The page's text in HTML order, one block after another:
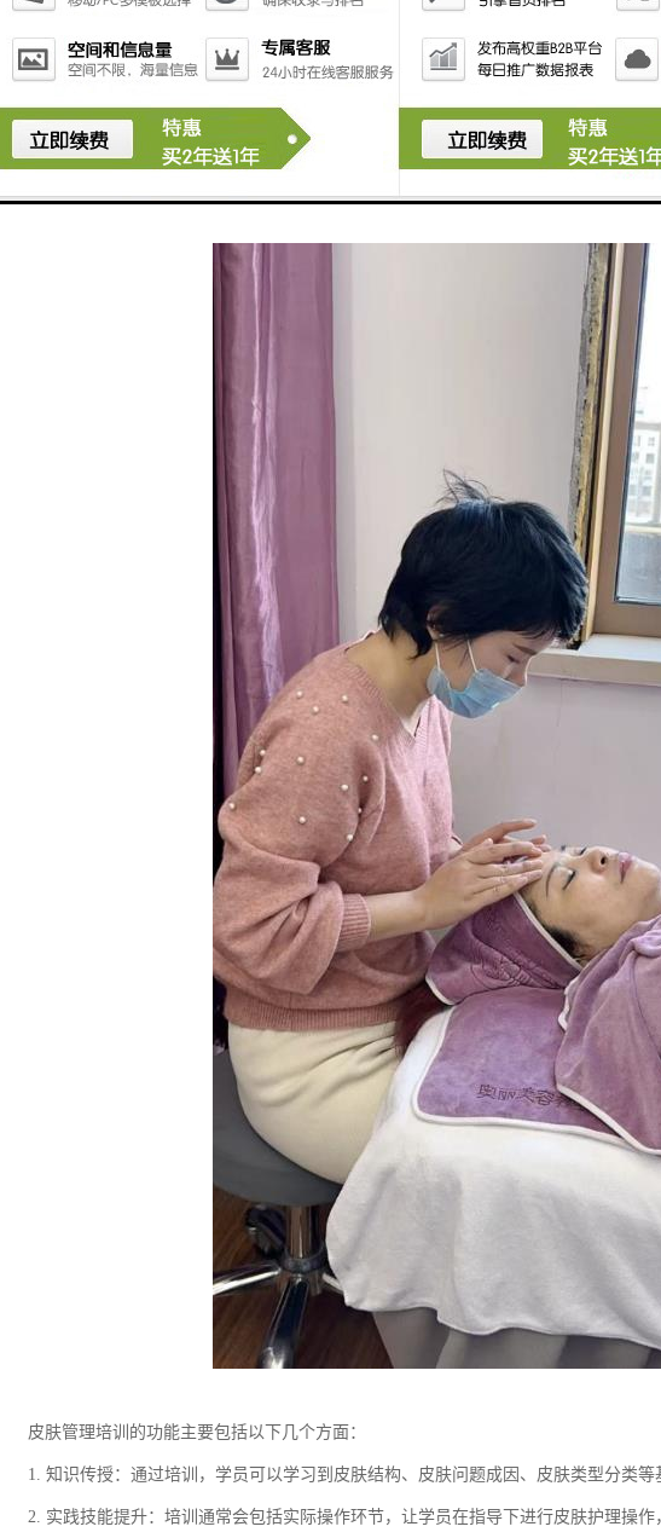
6. 提供个性化服务：根据学员的身体状况、目标和需求，制定个性化的训练计划，确
7. 提供心理支持：在美体培训过程中，教练会给予学员鼓励和支持，帮助学员克服困
9. 提供指导：美体培训由的教练团队提供指导，确保学员在训练过程中获得正确的技
10. 提供持续支持：美体培训通常包括定期的评估和反馈，帮助学员了解自己的进
皮肤管理培训的功能主要包括以下几个方面：
1. 知识传授：通过培训，学员可以学习到皮肤结构、皮肤问题成因、皮肤类型分类等
2. 实践技能提升：培训通常会包括实际操作环节，让学员在指导下进行皮肤护理操